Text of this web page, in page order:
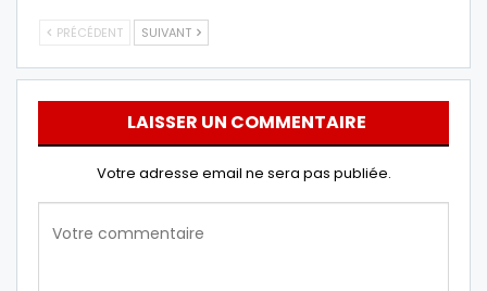
PRÉCÉDENT SUIVANT
LAISSER UN COMMENTAIRE
Votre adresse email ne sera pas publiée.